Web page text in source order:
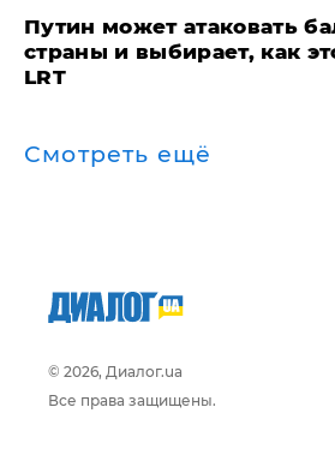
Путин может атаковать
страны и выбирает, как
LRT
Смотреть ещё
© 2026, Диалог.ua
Все права защищены.